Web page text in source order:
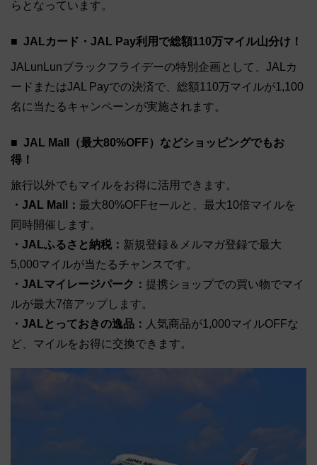
らとなっています。
JALカード・JAL Pay利用で総額110万マイル山分け！
JALunLunブラックフライデーの特別企画として、JALカ
ードまたはJAL Payでの決済で、総額110万マイルが1,100
名に当たるキャンペーンが実施されます。
JAL Mall（最大80%OFF）などショッピングでもお
得！
旅行以外でもマイルをお得に活用できます。
・JAL Mall： 最大80%OFFセールと、最大10倍マイルを
同時開催します。
・JALふるさと納税： 新規登録＆メルマガ登録で最大
5,000マイルが当たるチャンスです。
・JALマイレージパーク： 提携ショップでの買い物でマイ
ルが最大7倍アップします。
・JALとっておきの逸品： 人気商品が1,000マイルOFFな
ど、マイルをお得に交換できます。